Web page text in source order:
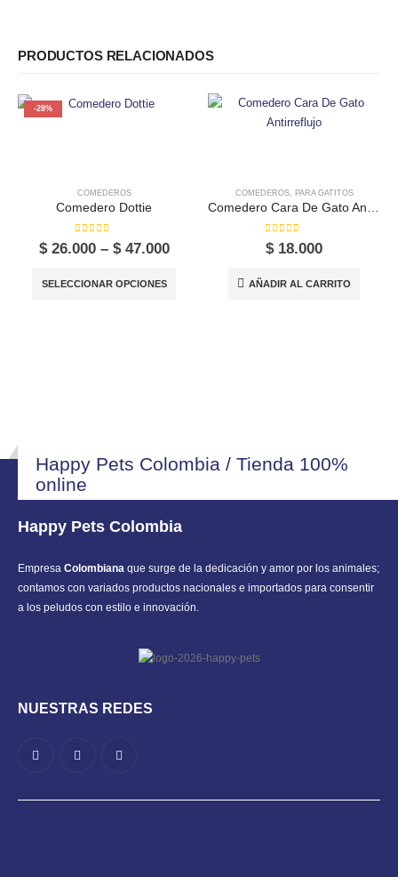
PRODUCTOS RELACIONADOS
-28%
COMEDEROS
Comedero Dottie
0out of 5
$26.000 – $47.000Price
SELECCIONAR OPCIONES
COMEDEROS, PARA GATITOS
0out of 5
$18.000
AÑADIR AL CARRITO
Happy Pets Colombia / Tienda 100%
online
Happy Pets Colombia
Empresa Colombiana que surge de la dedicación y amor por los animales;
contamos con variados productos nacionales e importados para consentir
a los peludos con estilo e innovación.
NUESTRAS REDES